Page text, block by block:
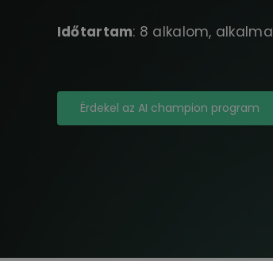
Időtartam: 8 alkalom,
Érdekel az AI champion program